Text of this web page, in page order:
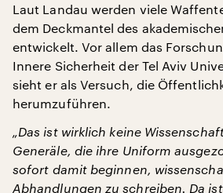
Laut Landau werden viele
dem Deckmantel des
entwickelt. Vor allem das
Innere Sicherheit der Tel Aviv
sieht er als Versuch, die
herumzuführen.
„Das ist wirklich keine
Generäle, die ihre Uniform
sofort damit beginnen,
Abhandlungen zu schreiben. Da